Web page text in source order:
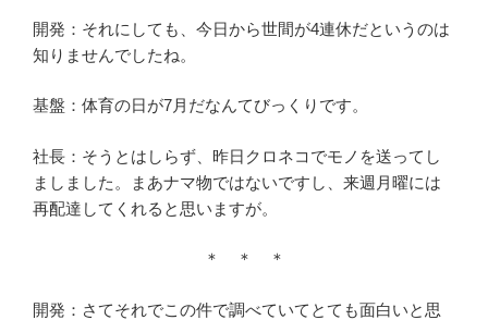
開発：それにしても、今日から世間が4連休だというのは
知りませんでしたね。
基盤：体育の日が7月だなんてびっくりです。
社長：そうとはしらず、昨日クロネコでモノを送ってし
ましました。まあナマ物ではないですし、来週月曜には
再配達してくれると思いますが。
＊ ＊ ＊
開発：さてそれでこの件で調べていてとても面白いと思